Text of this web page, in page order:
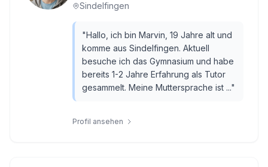
Sindelfingen
"Hallo, ich bin Marvin, 19 Jahre alt und
komme aus Sindelfingen. Aktuell
besuche ich das Gymnasium und habe
bereits 1-2 Jahre Erfahrung als Tutor
gesammelt. Meine Muttersprache ist ..."
Profil ansehen